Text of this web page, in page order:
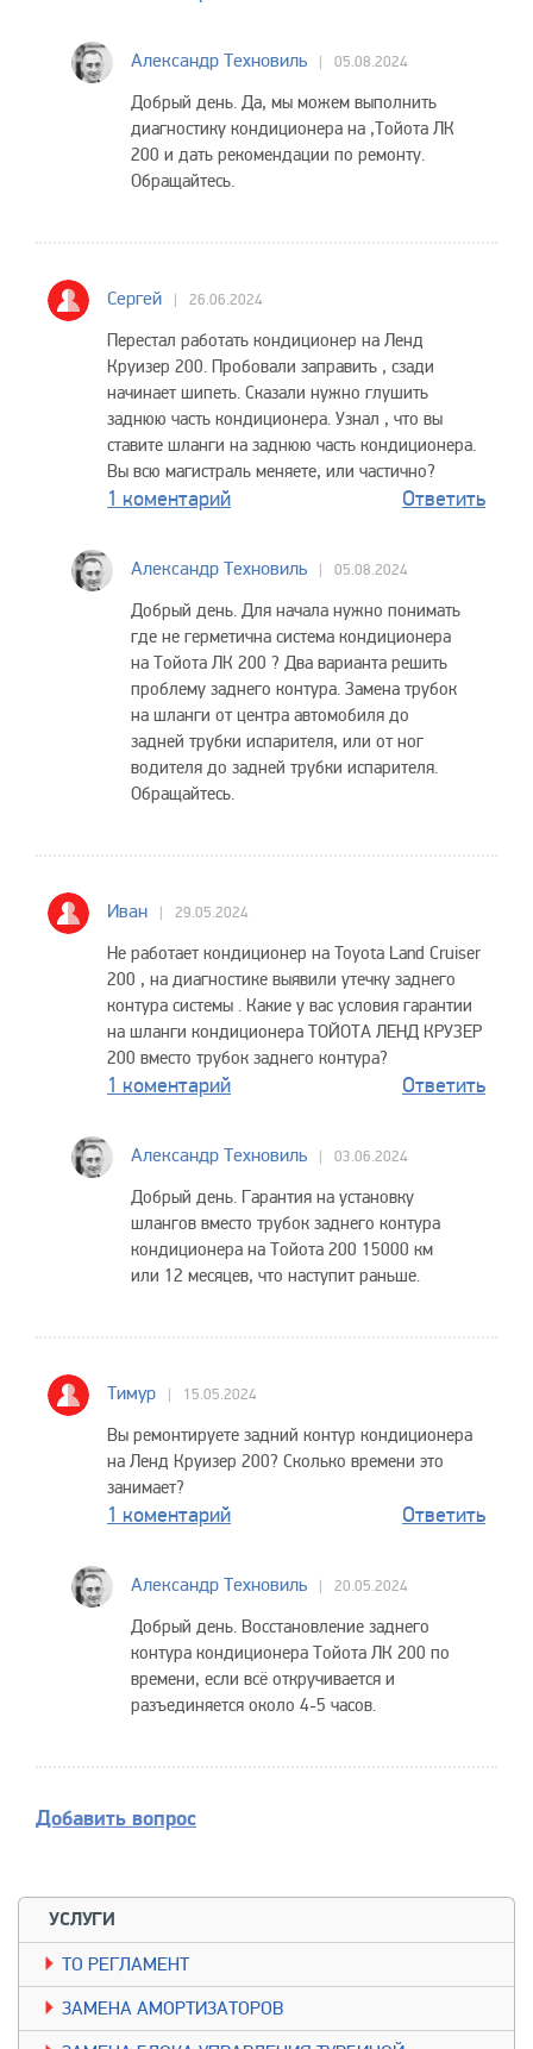
Александр Техновиль 05.08.2024
Добрый день. Да, мы можем выполнить
диагностику кондиционера на ,Тойота ЛК
200 и дать рекомендации по ремонту.
Обращайтесь.
Сергей 26.06.2024
Перестал работать кондиционер на Ленд
Круизер 200. Пробовали заправить , сзади
начинает шипеть. Сказали нужно глушить
заднюю часть кондиционера. Узнал , что вы
ставите шланги на заднюю часть кондиционера.
Вы всю магистраль меняете, или частично?
1 коментарий Ответить
Александр Техновиль 05.08.2024
Добрый день. Для начала нужно понимать
где не герметична система кондиционера
на Тойота ЛК 200 ? Два варианта решить
проблему заднего контура. Замена трубок
на шланги от центра автомобиля до
задней трубки испарителя, или от ног
водителя до задней трубки испарителя.
Обращайтесь.
Иван 29.05.2024
Не работает кондиционер на Toyota Land Cruiser
200 , на диагностике выявили утечку заднего
контура системы . Какие у вас условия гарантии
на шланги кондиционера ТОЙОТА ЛЕНД КРУЗЕР
200 вместо трубок заднего контура?
1 коментарий Ответить
Александр Техновиль 03.06.2024
Добрый день. Гарантия на установку
шлангов вместо трубок заднего контура
кондиционера на Тойота 200 15000 км
или 12 месяцев, что наступит раньше.
Тимур 15.05.2024
Вы ремонтируете задний контур кондиционера
на Ленд Круизер 200? Сколько времени это
занимает?
1 коментарий Ответить
Александр Техновиль 20.05.2024
Добрый день. Восстановление заднего
контура кондиционера Тойота ЛК 200 по
времени, если всё откручивается и
разъединяется около 4-5 часов.
Добавить вопрос
УСЛУГИ
TO РЕГЛАМЕНТ
ЗАМЕНА АМОРТИЗАТОРОВ